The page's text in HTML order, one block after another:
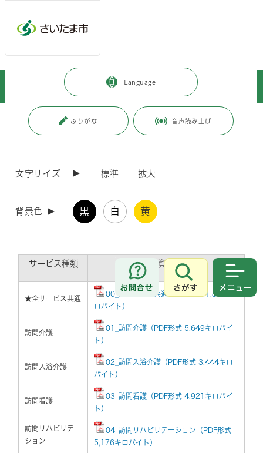
Language
ふりがな 音声読み上げ
文字サイズ 標準 拡大
背景色 黒 白 黄
お問合せ
さがす
事業者向けの情報 > 届出・手続き 介護保険
介護サービス事業者向け情報（共通）
令和6年度介護報酬改定について
更新日付：2024年3月29日 / ページ番号：C112044
令和6年度介護報酬改定の概要は下記資料のとおりです。（厚生労働省
サービス種類 資料
★全サービス共通
00_全サービス共通（PDF形式 1,867キ
ロバイト）
訪問介護
01_訪問介護（PDF形式 5,649キロバイ
ト）
訪問入浴介護
02_訪問入浴介護（PDF形式 3,444キロ
バイト）
訪問看護
03_訪問看護（PDF形式 4,921キロバイ
ト）
訪問リハビリテー
ション
04_訪問リハビリテーション（PDF形式
5,176キロバイト）